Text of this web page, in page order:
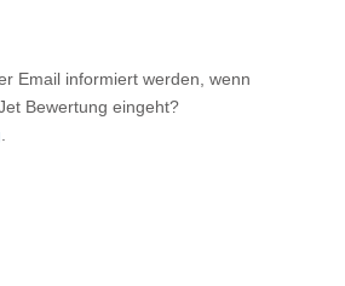
Email informiert werden, wenn
Bewertung eingeht?